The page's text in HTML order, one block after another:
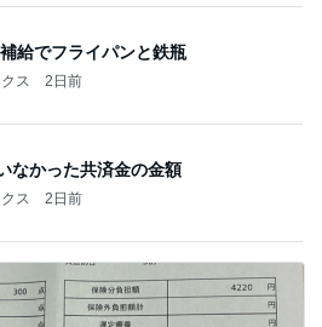
給でフライパンと鉄瓶
ス 2日前
なかった共済金の金額
ス 2日前